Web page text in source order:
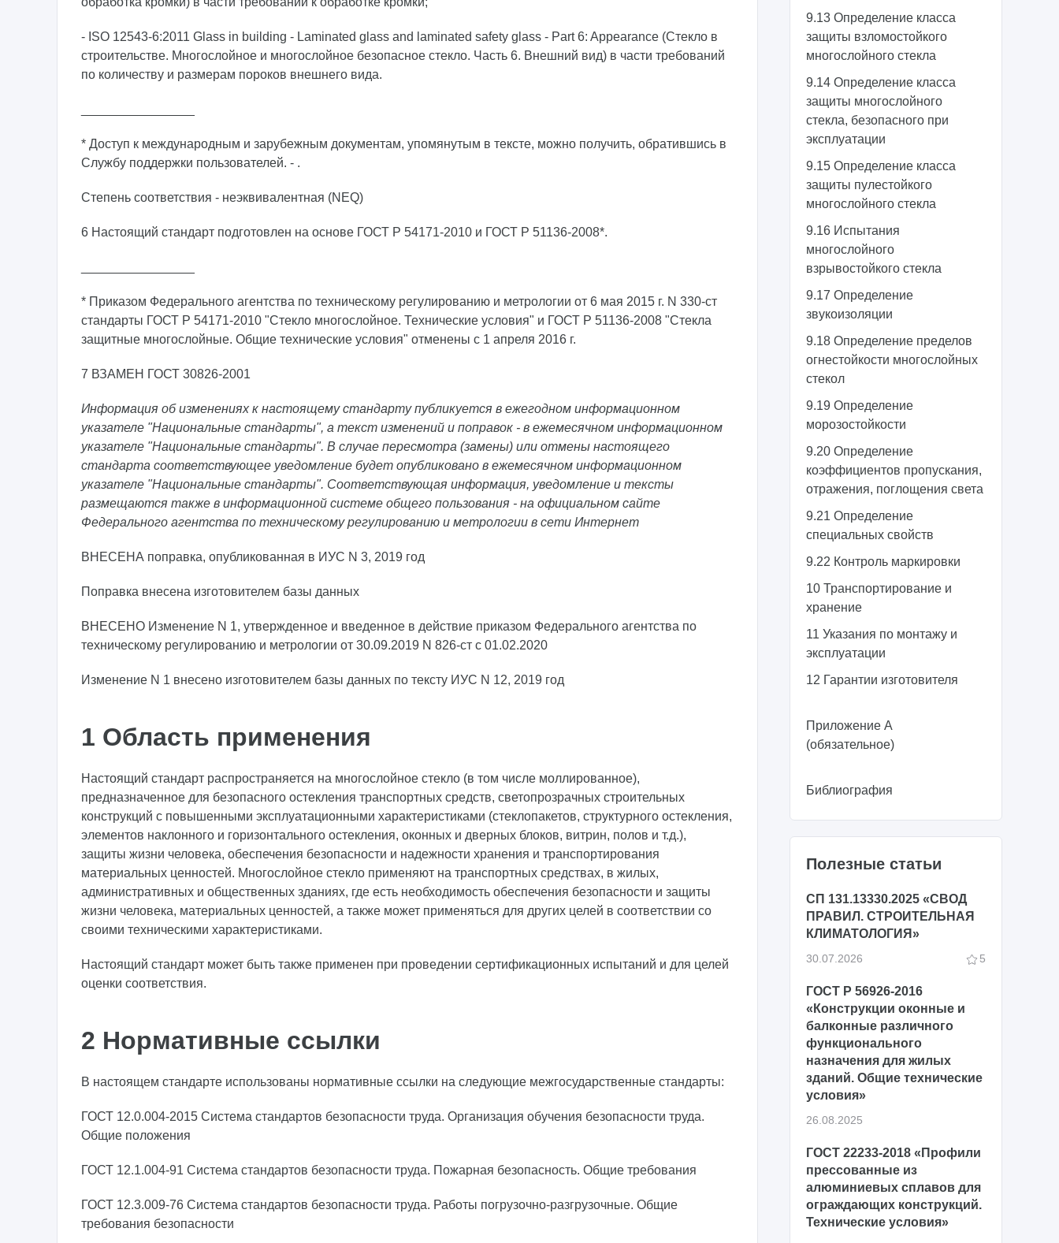
- ISO 12543-6:2011 Glass in building - Laminated glass and laminated safety glass - Part 6: Appearance (Стекло в
строительстве. Многослойное и многослойное безопасное стекло. Часть 6. Внешний вид) в части требований
по количеству и размерам пороков внешнего вида.
* Доступ к международным и зарубежным документам, упомянутым в тексте, можно получить, обратившись в
Службу поддержки пользователей. - .
Степень соответствия - неэквивалентная (NEQ)
6 Настоящий стандарт подготовлен на основе ГОСТ Р 54171-2010 и ГОСТ Р 51136-2008*.
* Приказом Федерального агентства по техническому регулированию и метрологии от 6 мая 2015 г. N 330-ст
стандарты ГОСТ Р 54171-2010 "Стекло многослойное. Технические условия" и ГОСТ Р 51136-2008 "Стекла
защитные многослойные. Общие технические условия" отменены с 1 апреля 2016 г.
7 ВЗАМЕН ГОСТ 30826-2001
Информация об изменениях к настоящему стандарту публикуется в ежегодном информационном
указателе "Национальные стандарты", а текст изменений и поправок - в ежемесячном информационном
указателе "Национальные стандарты". В случае пересмотра (замены) или отмены настоящего
стандарта соответствующее уведомление будет опубликовано в ежемесячном информационном
указателе "Национальные стандарты". Соответствующая информация, уведомление и тексты
размещаются также в информационной системе общего пользования - на официальном сайте
Федерального агентства по техническому регулированию и метрологии в сети Интернет
ВНЕСЕНА поправка, опубликованная в ИУС N 3, 2019 год
Поправка внесена изготовителем базы данных
ВНЕСЕНО Изменение N 1, утвержденное и введенное в действие приказом Федерального агентства по
техническому регулированию и метрологии от 30.09.2019 N 826-ст c 01.02.2020
Изменение N 1 внесено изготовителем базы данных по тексту ИУС N 12, 2019 год
1 Область применения
Настоящий стандарт распространяется на многослойное стекло (в том числе моллированное),
предназначенное для безопасного остекления транспортных средств, светопрозрачных строительных
конструкций с повышенными эксплуатационными характеристиками (стеклопакетов, структурного остекления,
элементов наклонного и горизонтального остекления, оконных и дверных блоков, витрин, полов и т.д.),
защиты жизни человека, обеспечения безопасности и надежности хранения и транспортирования
материальных ценностей. Многослойное стекло применяют на транспортных средствах, в жилых,
административных и общественных зданиях, где есть необходимость обеспечения безопасности и защиты
жизни человека, материальных ценностей, а также может применяться для других целей в соответствии со
своими техническими характеристиками.
Настоящий стандарт может быть также применен при проведении сертификационных испытаний и для целей
оценки соответствия.
2 Нормативные ссылки
В настоящем стандарте использованы нормативные ссылки на следующие межгосударственные стандарты:
ГОСТ 12.0.004-2015 Система стандартов безопасности труда. Организация обучения безопасности труда.
Общие положения
ГОСТ 12.1.004-91 Система стандартов безопасности труда. Пожарная безопасность. Общие требования
ГОСТ 12.3.009-76 Система стандартов безопасности труда. Работы погрузочно-разгрузочные. Общие
требования безопасности
9.13 Определение класса
защиты взломостойкого
многослойного стекла
9.14 Определение класса
защиты многослойного
стекла, безопасного при
эксплуатации
9.15 Определение класса
защиты пулестойкого
многослойного стекла
9.16 Испытания
многослойного
взрывостойкого стекла
9.17 Определение
звукоизоляции
9.18 Определение пределов
огнестойкости многослойных
стекол
9.19 Определение
морозостойкости
9.20 Определение
коэффициентов пропускания,
отражения, поглощения света
9.21 Определение
специальных свойств
9.22 Контроль маркировки
10 Транспортирование и
хранение
11 Указания по монтажу и
эксплуатации
12 Гарантии изготовителя
Приложение А
(обязательное)
Библиография
Полезные статьи
СП 131.13330.2025 «СВОД
ПРАВИЛ. СТРОИТЕЛЬНАЯ
КЛИМАТОЛОГИЯ»
30.07.2026 5
ГОСТ Р 56926-2016
«Конструкции оконные и
балконные различного
функционального
назначения для жилых
зданий. Общие технические
условия»
26.08.2025
ГОСТ 22233-2018 «Профили
прессованные из
алюминиевых сплавов для
ограждающих конструкций.
Технические условия»